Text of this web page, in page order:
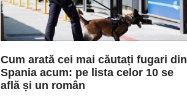
Cum arată cei mai căutați fugari din
Spania acum: pe lista celor 10 se
află și un român